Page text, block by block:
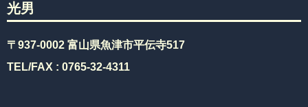
光男
〒937-0002 富山県魚津市平伝寺517
TEL/FAX : 0765-32-4311